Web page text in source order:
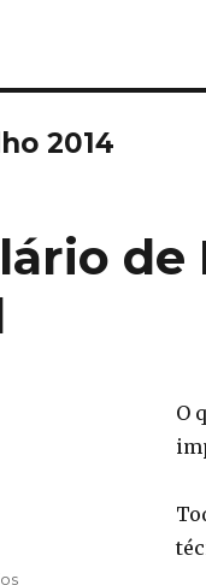
2014
O